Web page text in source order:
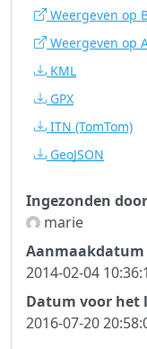
Weergeven op
Weergeven op
KML
GPX
ITN (TomTom)
GeoJSON
Ingezonden door
marie
Aanmaakdatum
2014-02-04
Datum voor
2016-07-20